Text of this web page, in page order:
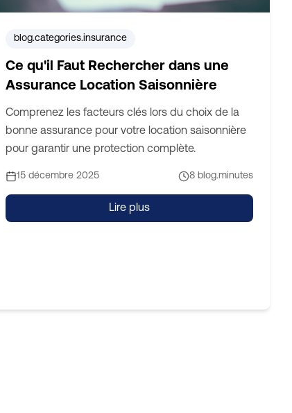
blog.categories.insurance
Ce qu'il Faut Rechercher dans une
Assurance Location Saisonnière
Comprenez les facteurs clés lors du choix de la
bonne assurance pour votre location saisonnière
pour garantir une protection complète.
15 décembre 2025 8 blog.minutes
Lire plus